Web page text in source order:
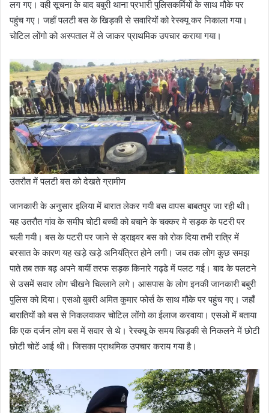
लग गए। वही सूचना के बाद बबुरी थाना प्रभारी पुलिसकर्मियों के साथ मौके पर
पहुंच गए। जहाँ पलटी बस के खिड़की से सवारियों को रेस्क्यू कर निकाला गया।
चोटिल लोंगो को अस्पताल में ले जाकर प्राथमिक उपचार कराया गया।
उतरौत में पलटी बस को देखते ग्रामीण
जानकारी के अनुसार इलिया में बारात लेकर गयी बस वापस बाबतपुर जा रही थी।
यह उतरौत गांव के समीप चोटी बच्ची को बचाने के चक्कर मे सड़क के पटरी पर
चली गयी। बस के पटरी पर जाने से ड्राइवर बस को रोक दिया तभी रात्रि में
बरसात के कारण यह खड़े खड़े अनियंत्रित होने लगी। जब तक लोग कुछ समझ
पाते तब तक बढ़ अपने बायीं तरफ सड़क किनारे गढ्ढे में पलट गई। बाद के पलटने
से उसमें सवार लोग चीखने चिल्लाने लगे। आसपास के लोग इनकी जानकारी बबुरी
पुलिस को दिया। एसओ बुबरी अमित कुमार फोर्स के साथ मौके पर पहुंच गए। जहाँ
बारातियों को बस से निकलवाकर चोटिल लोंगो का ईलाज करवाया। एसओ में बताया
कि एक दर्जन लोग बस में सवार से थे। रेस्क्यू के समय खिड़की से निकलने में छोटी
छोटी चोटें आई थी। जिसका प्राथमिक उपचार कराय गया है।